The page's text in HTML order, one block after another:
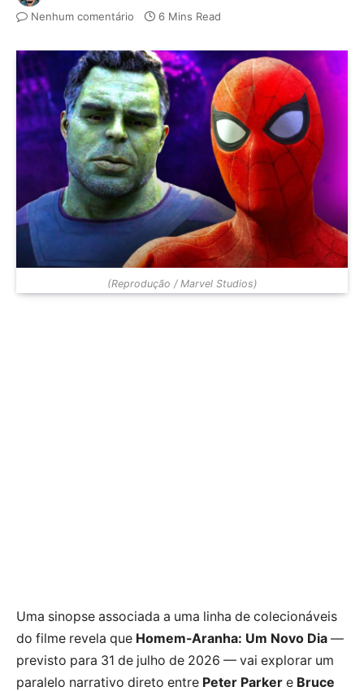
Nenhum comentário
6 Mins Read
(Reprodução / Marvel Studios)
Uma sinopse associada a uma linha de colecionáveis
do filme revela que Homem-Aranha: Um Novo Dia —
previsto para 31 de julho de 2026 — vai explorar um
paralelo narrativo direto entre Peter Parker e Bruce